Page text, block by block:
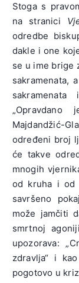
Stoga s
na stranici
odredbe
dakle i one
se u ime brige
sakramenata,
„Opravdano
Majdandžić-
određeni broj
će takve
mnogih
od kruha i od
savršeno
može jamčiti
smrtnoj
upozorava:
zdravlja“ i
pogotovo u